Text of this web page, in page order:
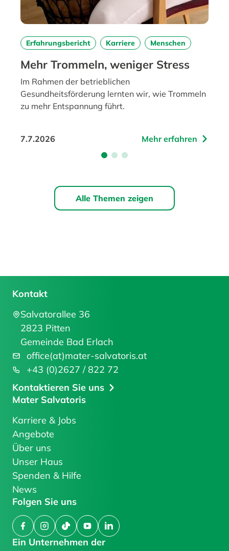
Erfahrungsbericht Karriere Menschen
Mehr Trommeln, weniger Stress
Im Rahmen der betrieblichen
Gesundheitsförderung lernten wir, wie Trommeln
zu mehr Entspannung führt.
7.7.2026 Mehr erfahren
Alle Themen zeigen
Ein Unternehmen der
Mater Salvatoris
Karriere & Jobs
Angebote
Über uns
Unser Haus
Spenden & Hilfe
News
Kontakt
Salvatorallee 36
2823 Pitten
Gemeinde Bad Erlach
office(at)mater-salvatoris.at
+43 (0)2627 / 822 72
Kontaktieren Sie uns
Folgen Sie uns
FacebookInstagram
TikTokYouTubeLinkedIn